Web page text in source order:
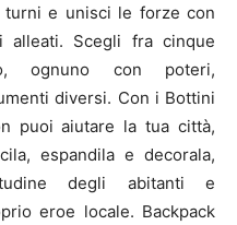
turni e unisci le forze con
alleati. Scegli fra cinque
ognuno con poteri,
diversi. Con i Bottini
puoi aiutare la tua città,
espandila e decorala,
degli abitanti e
eroe locale. Backpack